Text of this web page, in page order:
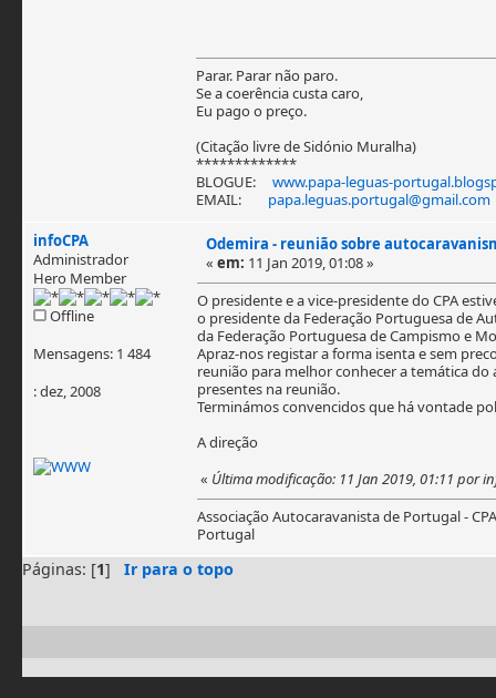
Parar. Parar não paro.
Se a coerência custa caro,
Eu pago o preço.
(Citação livre de Sidónio Muralha)
*************
BLOGUE: www.papa-leguas-
EMAIL: papa.leguas.portugal@gmail.com
infoCPA
Administrador
Hero Member
Offline
Mensagens: 1 484
: dez, 2008
Odemira - reunião sobre
« em: 11 Jan 2019, 01:08 »
O presidente e a vice-presidente do CPA
o presidente da Federação Portuguesa de
da Federação Portuguesa de Campismo e
Apraz-nos registar a forma isenta e sem
reunião para melhor conhecer a temática
presentes na reunião.
Terminámos convencidos que há vontade
A direção
« Última modificação: 11 Jan 2019, 01:11 por
Associação Autocaravanista de Portugal - CPA
Portugal
Páginas: [1] Ir para o topo